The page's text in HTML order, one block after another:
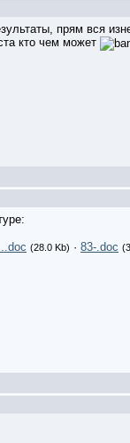
прям вся
кто чем может
(28.0 Kb) · 83-.doc